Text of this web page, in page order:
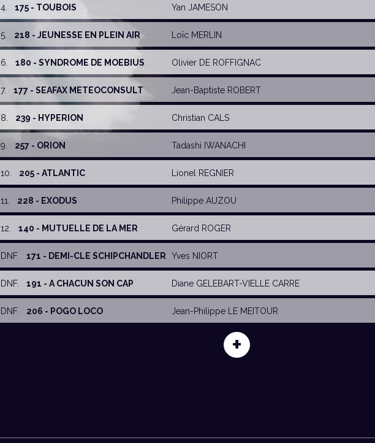
4. 175 - TOUBOIS Yan JAMESON
5. 218 - JEUNESSE EN PLEIN AIR Loïc MERLIN
6. 180 - SYNDROME DE MOEBIUS Olivier DE ROFFIGNAC
7. 177 - SEAFAX METEOCONSULT Jean-Baptiste ROBERT
8. 239 - HYPERION Christian CALS
9. 257 - ORION Tadashi IWANACHI
10. 205 - ATLANTIC Lionel REGNIER
11. 228 - EXODUS Philippe AUZOU
12. 140 - MUTUELLE DE LA MER Gérard ROGER
DNF. 171 - DEMI-CLE SCHIPCHANDLER Yves NIORT
DNF. 191 - A CHACUN SON CAP Diane GELEBART-VIELLE CARRE
DNF. 206 - POGO LOCO Jean-Philippe LE MEITOUR
+